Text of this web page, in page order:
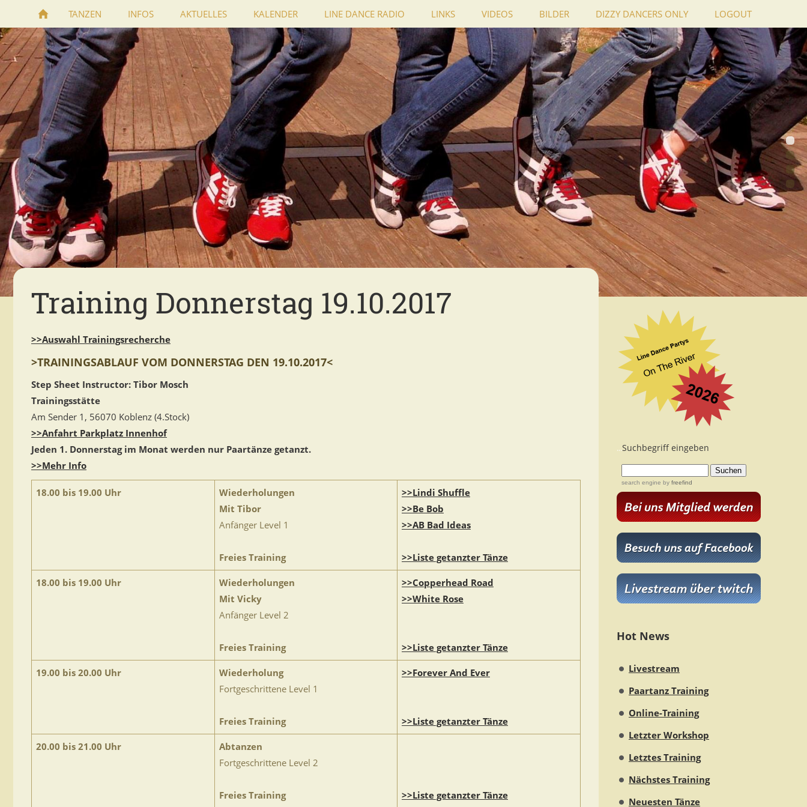
TANZEN INFOS AKTUELLES KALENDER LINE DANCE RADIO LINKS VIDEOS BILDER DIZZY DANCERS ONLY LOGOUT
Training Donnerstag 19.10.2017
>>Auswahl Trainingsrecherche
>TRAININGSABLAUF VOM DONNERSTAG DEN 19.10.2017<
Step Sheet Instructor: Tibor Mosch
Trainingsstätte
Am Sender 1, 56070 Koblenz (4.Stock)
>>Anfahrt Parkplatz Innenhof
Jeden 1. Donnerstag im Monat werden nur Paartänze getanzt.
>>Mehr Info
18.00 bis 19.00 Uhr
Wiederholungen
Mit Tibor
Anfänger Level 1
Freies Training
>>Lindi Shuffle
>>Be Bob
>>AB Bad Ideas
>>Liste getanzter Tänze
18.00 bis 19.00 Uhr
Wiederholungen
Mit Vicky
Anfänger Level 2
Freies Training
>>Copperhead Road
>>White Rose
>>Liste getanzter Tänze
19.00 bis 20.00 Uhr
Wiederholung
Fortgeschrittene Level 1
Freies Training
>>Forever And Ever
>>Liste getanzter Tänze
20.00 bis 21.00 Uhr
Abtanzen
Fortgeschrittene Level 2
Freies Training >>Liste getanzter Tänze
...Suchbegriff eingeben
search engine by freefind
Hot News
Livestream
Paartanz Training
Online-Training
Letzter Workshop
Letztes Training
Nächstes Training
Neuesten Tänze